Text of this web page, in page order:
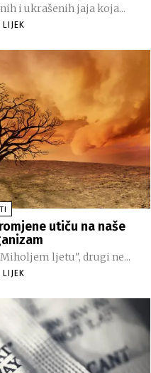
i ukrašenih jaja koja...
utiču na naše
ljetu", drugi ne...